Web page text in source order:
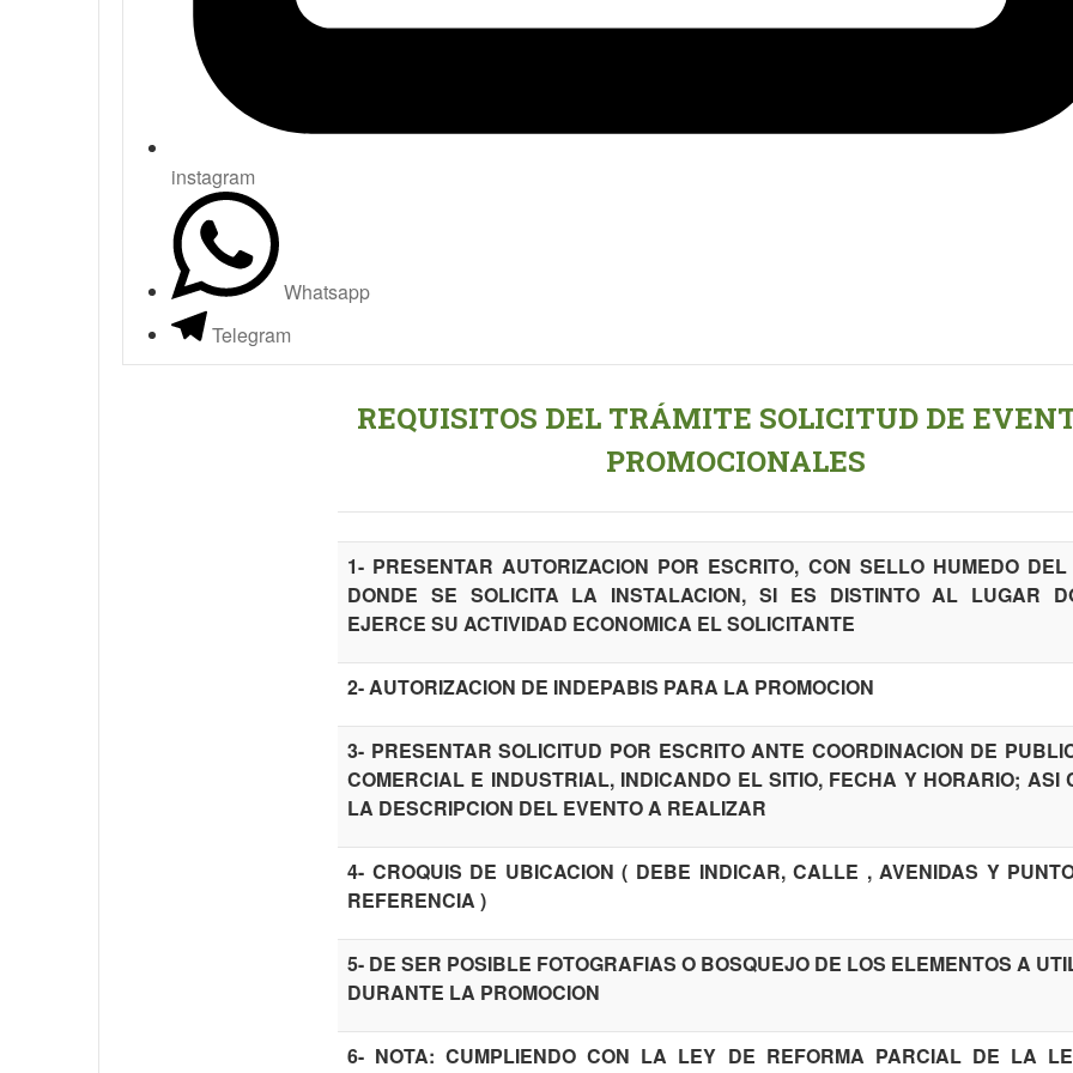
instagram
Whatsapp
Telegram
REQUISITOS DEL TRÁMITE SOLICITUD DE
PROMOCIONALES
1- PRESENTAR AUTORIZACION POR ESCRITO, CON SELLO HUMEDO DEL
DONDE SE SOLICITA LA INSTALACION, SI ES DISTINTO AL LUGAR
EJERCE SU ACTIVIDAD ECONOMICA EL SOLICITANTE
2- AUTORIZACION DE INDEPABIS PARA LA PROMOCION
3- PRESENTAR SOLICITUD POR ESCRITO ANTE COORDINACION DE
COMERCIAL E INDUSTRIAL, INDICANDO EL SITIO, FECHA Y HORARIO; ASI
LA DESCRIPCION DEL EVENTO A REALIZAR
4- CROQUIS DE UBICACION ( DEBE INDICAR, CALLE , AVENIDAS Y
REFERENCIA )
5- DE SER POSIBLE FOTOGRAFIAS O BOSQUEJO DE LOS ELEMENTOS A
DURANTE LA PROMOCION
6- NOTA: CUMPLIENDO CON LA LEY DE REFORMA PARCIAL DE LA